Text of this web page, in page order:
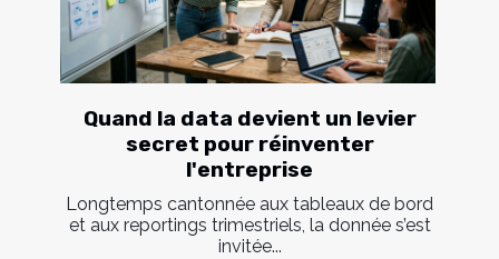
Quand la data devient un levier
secret pour réinventer
l'entreprise
Longtemps cantonnée aux tableaux de bord
et aux reportings trimestriels, la donnée s’est
invitée...